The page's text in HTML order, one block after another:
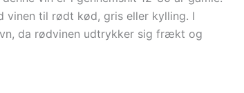
vinen til rødt kød, gris eller kylling. I
da rødvinen udtrykker sig frækt og